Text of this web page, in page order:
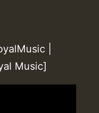
|
Music]